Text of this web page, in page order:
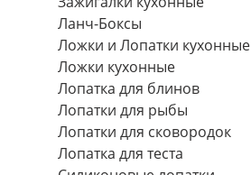
Ланч-Боксы
Ложки и Лопатки кухонные
Ложки кухонные
Лопатка для блинов
Лопатки для рыбы
Лопатки для сковородок
Лопатка для теста